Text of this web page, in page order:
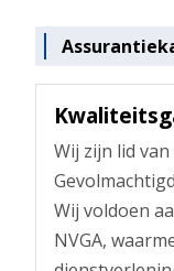
Wij zijn lid
Wij voldoen
NVGA,